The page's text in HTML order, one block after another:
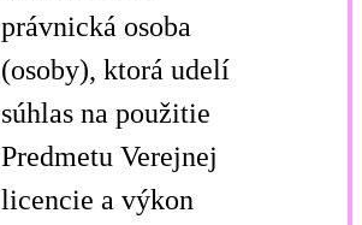
právnická osoba
(osoby), ktorá udelí
súhlas na použitie
Predmetu Verejnej
licencie a výkon